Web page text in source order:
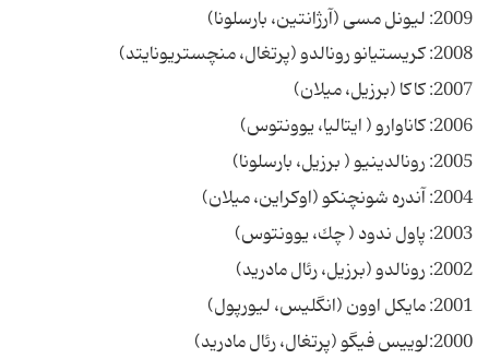
2009: لیونل مسی (آرژانتین، بارسلونا)
2008: كریستیانو رونالدو (پرتغال، منچستریونایتد)
2007: كاكا (برزیل، میلان)
2006: كاناوارو ( ایتالیا، یوونتوس)
2005: رونالدینیو ( برزیل، بارسلونا)
2004: آندره شونچنكو (اوكراین، میلان)
2003: پاول ندود ( چك، یوونتوس)
2002: رونالدو (برزیل، رئال مادرید)
2001: مایكل اوون (انگلیس، لیورپول)
2000:لوییس فیگو (پرتغال، رئال مادرید)